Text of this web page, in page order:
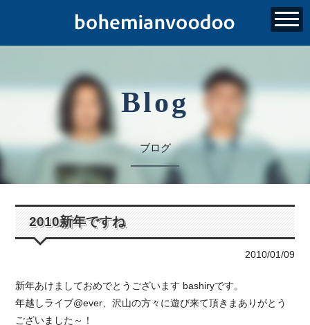
Blog
ブログ
2010新年ですね
2010/01/09
新年あけましておめでとうございます bashiryです。
年越しライブ@ever、沢山の方々に遊び来て頂きまありがとう
ございました～！